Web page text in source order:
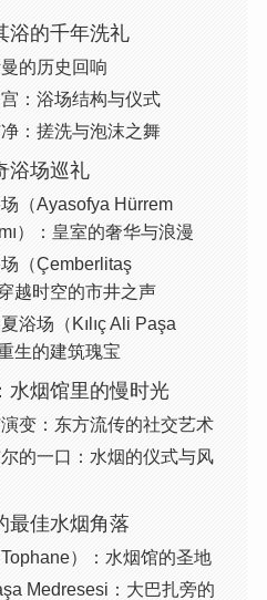
浴的千年洗礼
的历史回响
：浴场结构与仪式
：搓洗与泡沫之舞
浴场巡礼
（Ayasofya Hürrem
）：皇室的奢华与浪漫
（Çemberlitaş
越时空的市井之声
浴场（Kılıç Ali Paşa
生的建筑瑰宝
水烟馆里的慢时光
变：东方流传的社交艺术
的一口：水烟的仪式与风
最佳水烟角落
）：水烟馆的圣地
Medresesi：大巴扎旁的